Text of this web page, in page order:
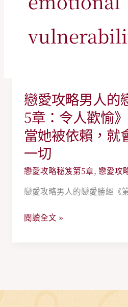
戀愛攻略男人的
5章：令人歡愉
當她被依賴，就
一切
戀愛攻略秘笈第5章,戀愛攻
戀愛攻略男人的戀愛勝經《
戀
愛
攻
略
男
人
戀
愛
閱讀全文 »